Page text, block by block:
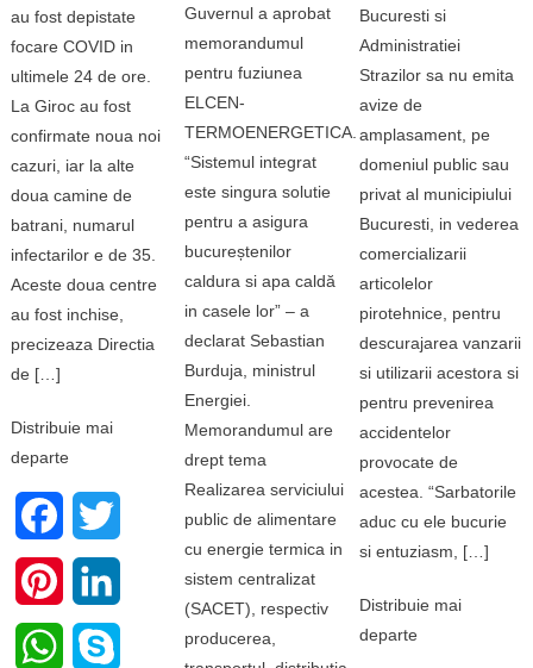
au fost depistate
focare COVID in
ultimele 24 de ore.
La Giroc au fost
confirmate noua noi
cazuri, iar la alte
doua camine de
batrani, numarul
infectarilor e de 35.
Aceste doua centre
au fost inchise,
precizeaza Directia
de […]
Distribuie mai
departe
Facebook
PinterestLinkedIn
WhatsApp
Guvernul a aprobat
memorandumul
pentru fuziunea
ELCEN-
TERMOENERGETICA.
“Sistemul integrat
este singura solutie
pentru a asigura
bucureștenilor
caldura si apa caldă
in casele lor” – a
declarat Sebastian
Burduja, ministrul
Energiei.
Memorandumul are
drept tema
Realizarea serviciului
public de alimentare
cu energie termica in
sistem centralizat
(SACET), respectiv
producerea,
Bucuresti si
Administratiei
Strazilor sa nu emita
avize de
amplasament, pe
domeniul public sau
privat al municipiului
Bucuresti, in vederea
comercializarii
articolelor
pirotehnice, pentru
descurajarea vanzarii
si utilizarii acestora si
pentru prevenirea
accidentelor
provocate de
acestea. “Sarbatorile
aduc cu ele bucurie
si entuziasm, […]
Distribuie mai
departe